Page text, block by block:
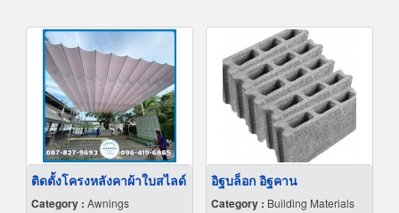
ติดตั้งโครงหลังคาผ้าใบสไลด์
Category : Awnings
อิฐบล็อก อิฐคาน
Category : Building Materials